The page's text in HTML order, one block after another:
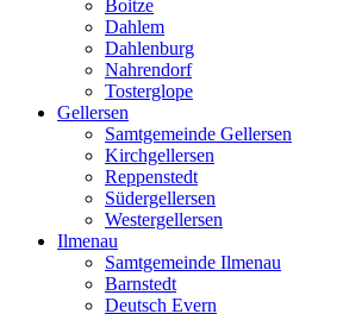
Boitze
Dahlem
Dahlenburg
Nahrendorf
Tosterglope
Gellersen
Samtgemeinde Gellersen
Kirchgellersen
Reppenstedt
Südergellersen
Westergellersen
Ilmenau
Samtgemeinde Ilmenau
Barnstedt
Deutsch Evern